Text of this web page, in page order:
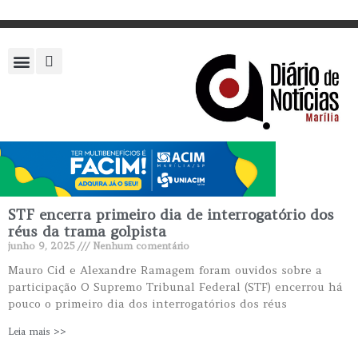
STF encerra primeiro dia de interrogatório dos
réus da trama golpista
junho 9, 2025 Nenhum comentário
Mauro Cid e Alexandre Ramagem foram ouvidos sobre a
participação O Supremo Tribunal Federal (STF) encerrou há
pouco o primeiro dia dos interrogatórios dos réus
Leia mais >>